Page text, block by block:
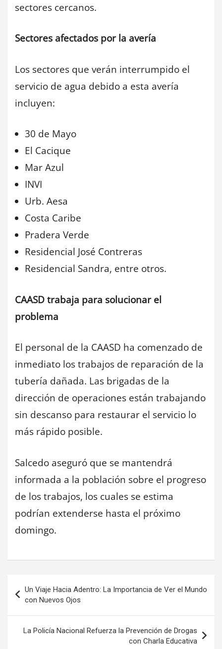
sectores cercanos.
Sectores afectados por la avería
Los sectores que verán interrumpido el
servicio de agua debido a esta avería
incluyen:
30 de Mayo
El Cacique
Mar Azul
INVI
Urb. Aesa
Costa Caribe
Pradera Verde
Residencial José Contreras
Residencial Sandra, entre otros.
CAASD trabaja para solucionar el
problema
El personal de la CAASD ha comenzado de
inmediato los trabajos de reparación de la
tubería dañada. Las brigadas de la
dirección de operaciones están trabajando
sin descanso para restaurar el servicio lo
más rápido posible.
Salcedo aseguró que se mantendrá
informada a la población sobre el progreso
de los trabajos, los cuales se estima
podrían extenderse hasta el próximo
domingo.
Navegación
de
entradas
Un Viaje Hacia Adentro: La Importancia de Ver el Mundo
con Nuevos Ojos
La Policía Nacional Refuerza la Prevención de Drogas
con Charla Educativa